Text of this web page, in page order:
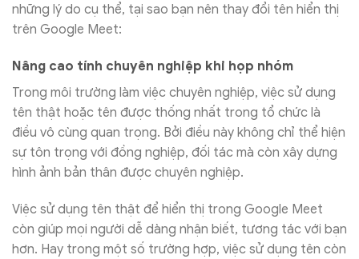
những lý do cụ thể, tại sao bạn nên thay đổi tên hiển thị
trên Google Meet:
Nâng cao tính chuyên nghiệp khi họp nhóm
Trong môi trường làm việc chuyên nghiệp, việc sử dụng
tên thật hoặc tên được thống nhất trong tổ chức là
điều vô cùng quan trọng. Bởi điều này không chỉ thể hiện
sự tôn trọng với đồng nghiệp, đối tác mà còn xây dựng
hình ảnh bản thân được chuyên nghiệp.
Việc sử dụng tên thật để hiển thị trong Google Meet
còn giúp mọi người dễ dàng nhận biết, tương tác với bạn
hơn. Hay trong một số trường hợp, việc sử dụng tên còn